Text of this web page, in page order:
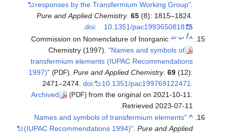
responses by the Transfermium Working Group"
Pure and Applied Chemistry.65 (8): 1815–1824.
doi: 10.1351/pac199365081815
.
^أ ب ت Commission on Nomenclature of Inorganic
Chemistry (1997)."Names and symbols of
transfermium elements (IUPAC Recommendations
1997)" (PDF) .Pure and Applied Chemistry.69 (12):
2471–2474.doi: 10.1351/pac199769122471
Archived
(PDF) from the original on 2021-10-11
Retrieved 2023-07-11
^
"Names and symbols of transfermium elements
(IUPAC Recommendations 1994)" .Pure and Applied